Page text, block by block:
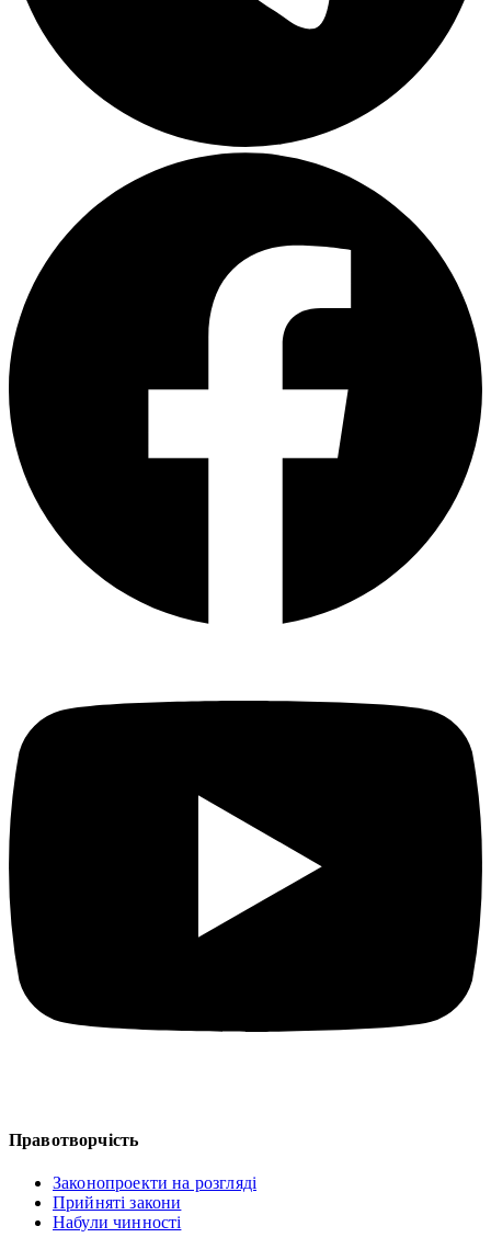
Правотворчість
Законопроекти на розгляді
Прийняті закони
Набули чинності